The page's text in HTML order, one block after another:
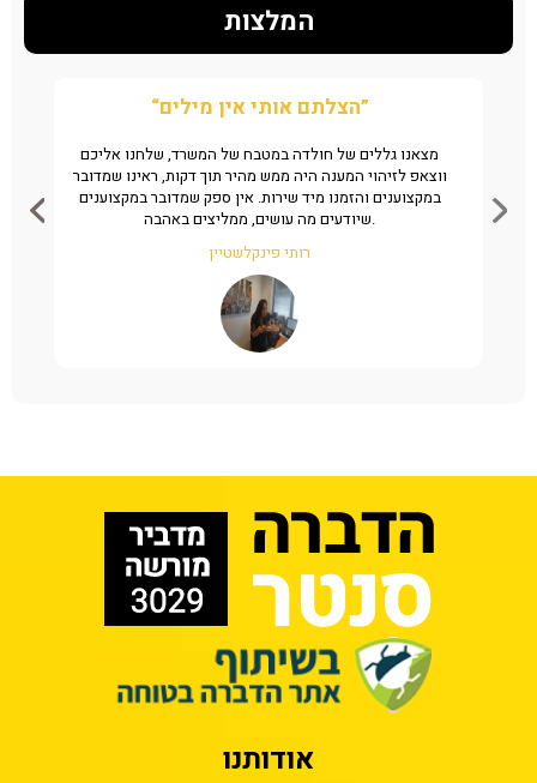
המלצות
“הצלתם אותי אין מילים”
מצאנו גללים של חולדה במטבח של המשרד, שלחנו אליכם
ווצאפ לזיהוי המענה היה ממש מהיר תוך דקות, ראינו שמדובר
במקצוענים והזמנו מיד שירות. אין ספק שמדובר במקצוענים
שיודעים מה עושים, ממליצים באהבה.
רותי פינקלשטיין
אודותנו